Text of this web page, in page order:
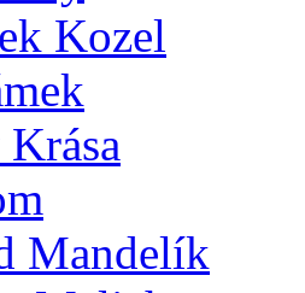
Kozel
Mandelík